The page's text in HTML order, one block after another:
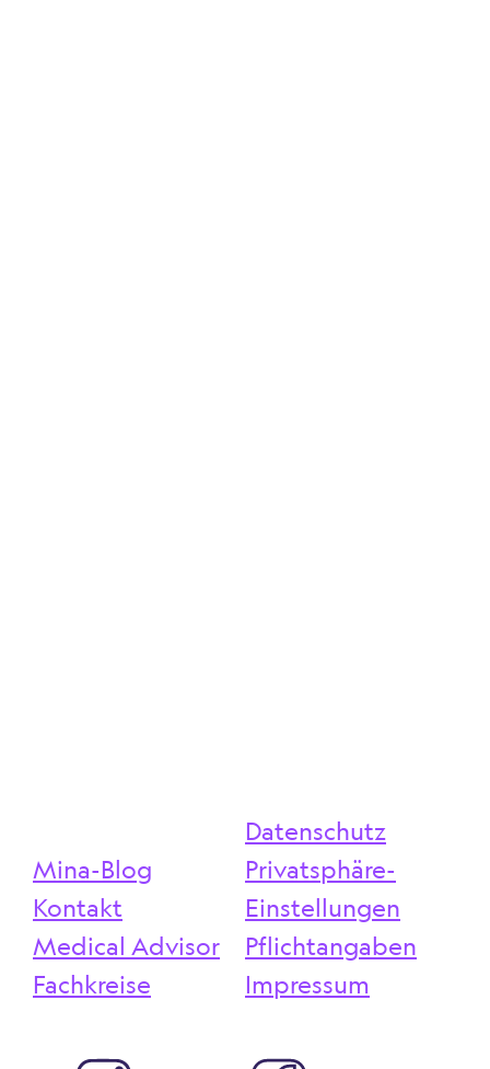
Mina-Blog
Kontakt
Medical Advisor
Fachkreise
Datenschutz
Privatsphäre-
Einstellungen
Pflichtangaben
Impressum